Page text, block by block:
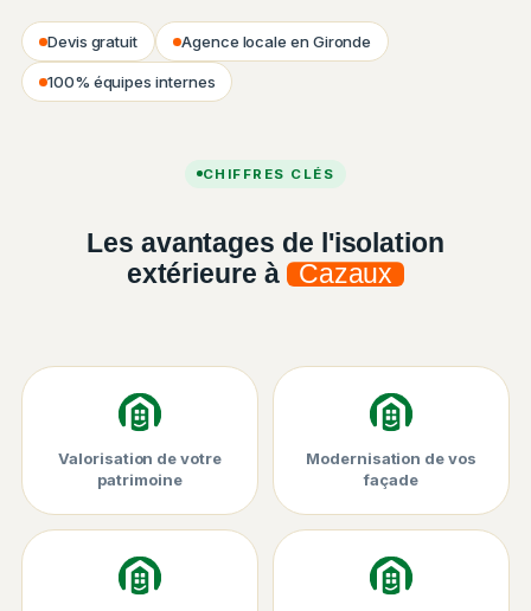
Devis gratuit Agence locale en Gironde
100% équipes internes
Chantier ISO&FACE — Isolation thermique par l'extérieur
CHIFFRES CLÉS
Les avantages de l'isolation
extérieure à
Cazaux
Valorisation de votre
patrimoine
Modernisation de vos
façade